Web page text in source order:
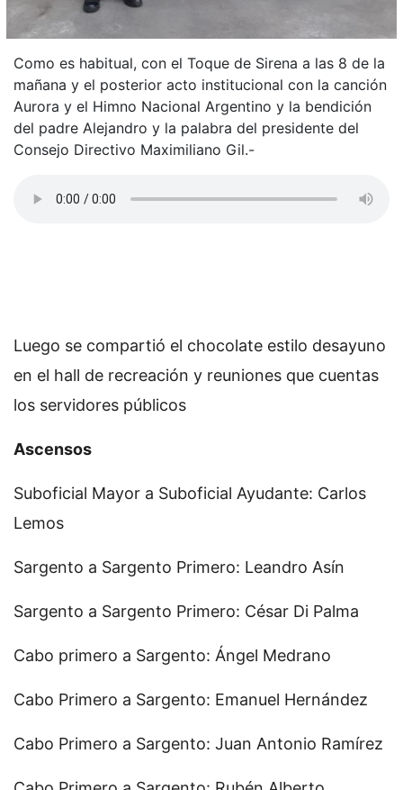
Como es habitual, con el Toque de Sirena a las 8 de la
mañana y el posterior acto institucional con la canción
Aurora y el Himno Nacional Argentino y la bendición
del padre Alejandro y la palabra del presidente del
Consejo Directivo Maximiliano Gil.-
Luego se compartió el chocolate estilo desayuno
en el hall de recreación y reuniones que cuentas
los servidores públicos
Ascensos
Suboficial Mayor a Suboficial Ayudante: Carlos
Lemos
Sargento a Sargento Primero: Leandro Asín
Sargento a Sargento Primero: César Di Palma
Cabo primero a Sargento: Ángel Medrano
Cabo Primero a Sargento: Emanuel Hernández
Cabo Primero a Sargento: Juan Antonio Ramírez